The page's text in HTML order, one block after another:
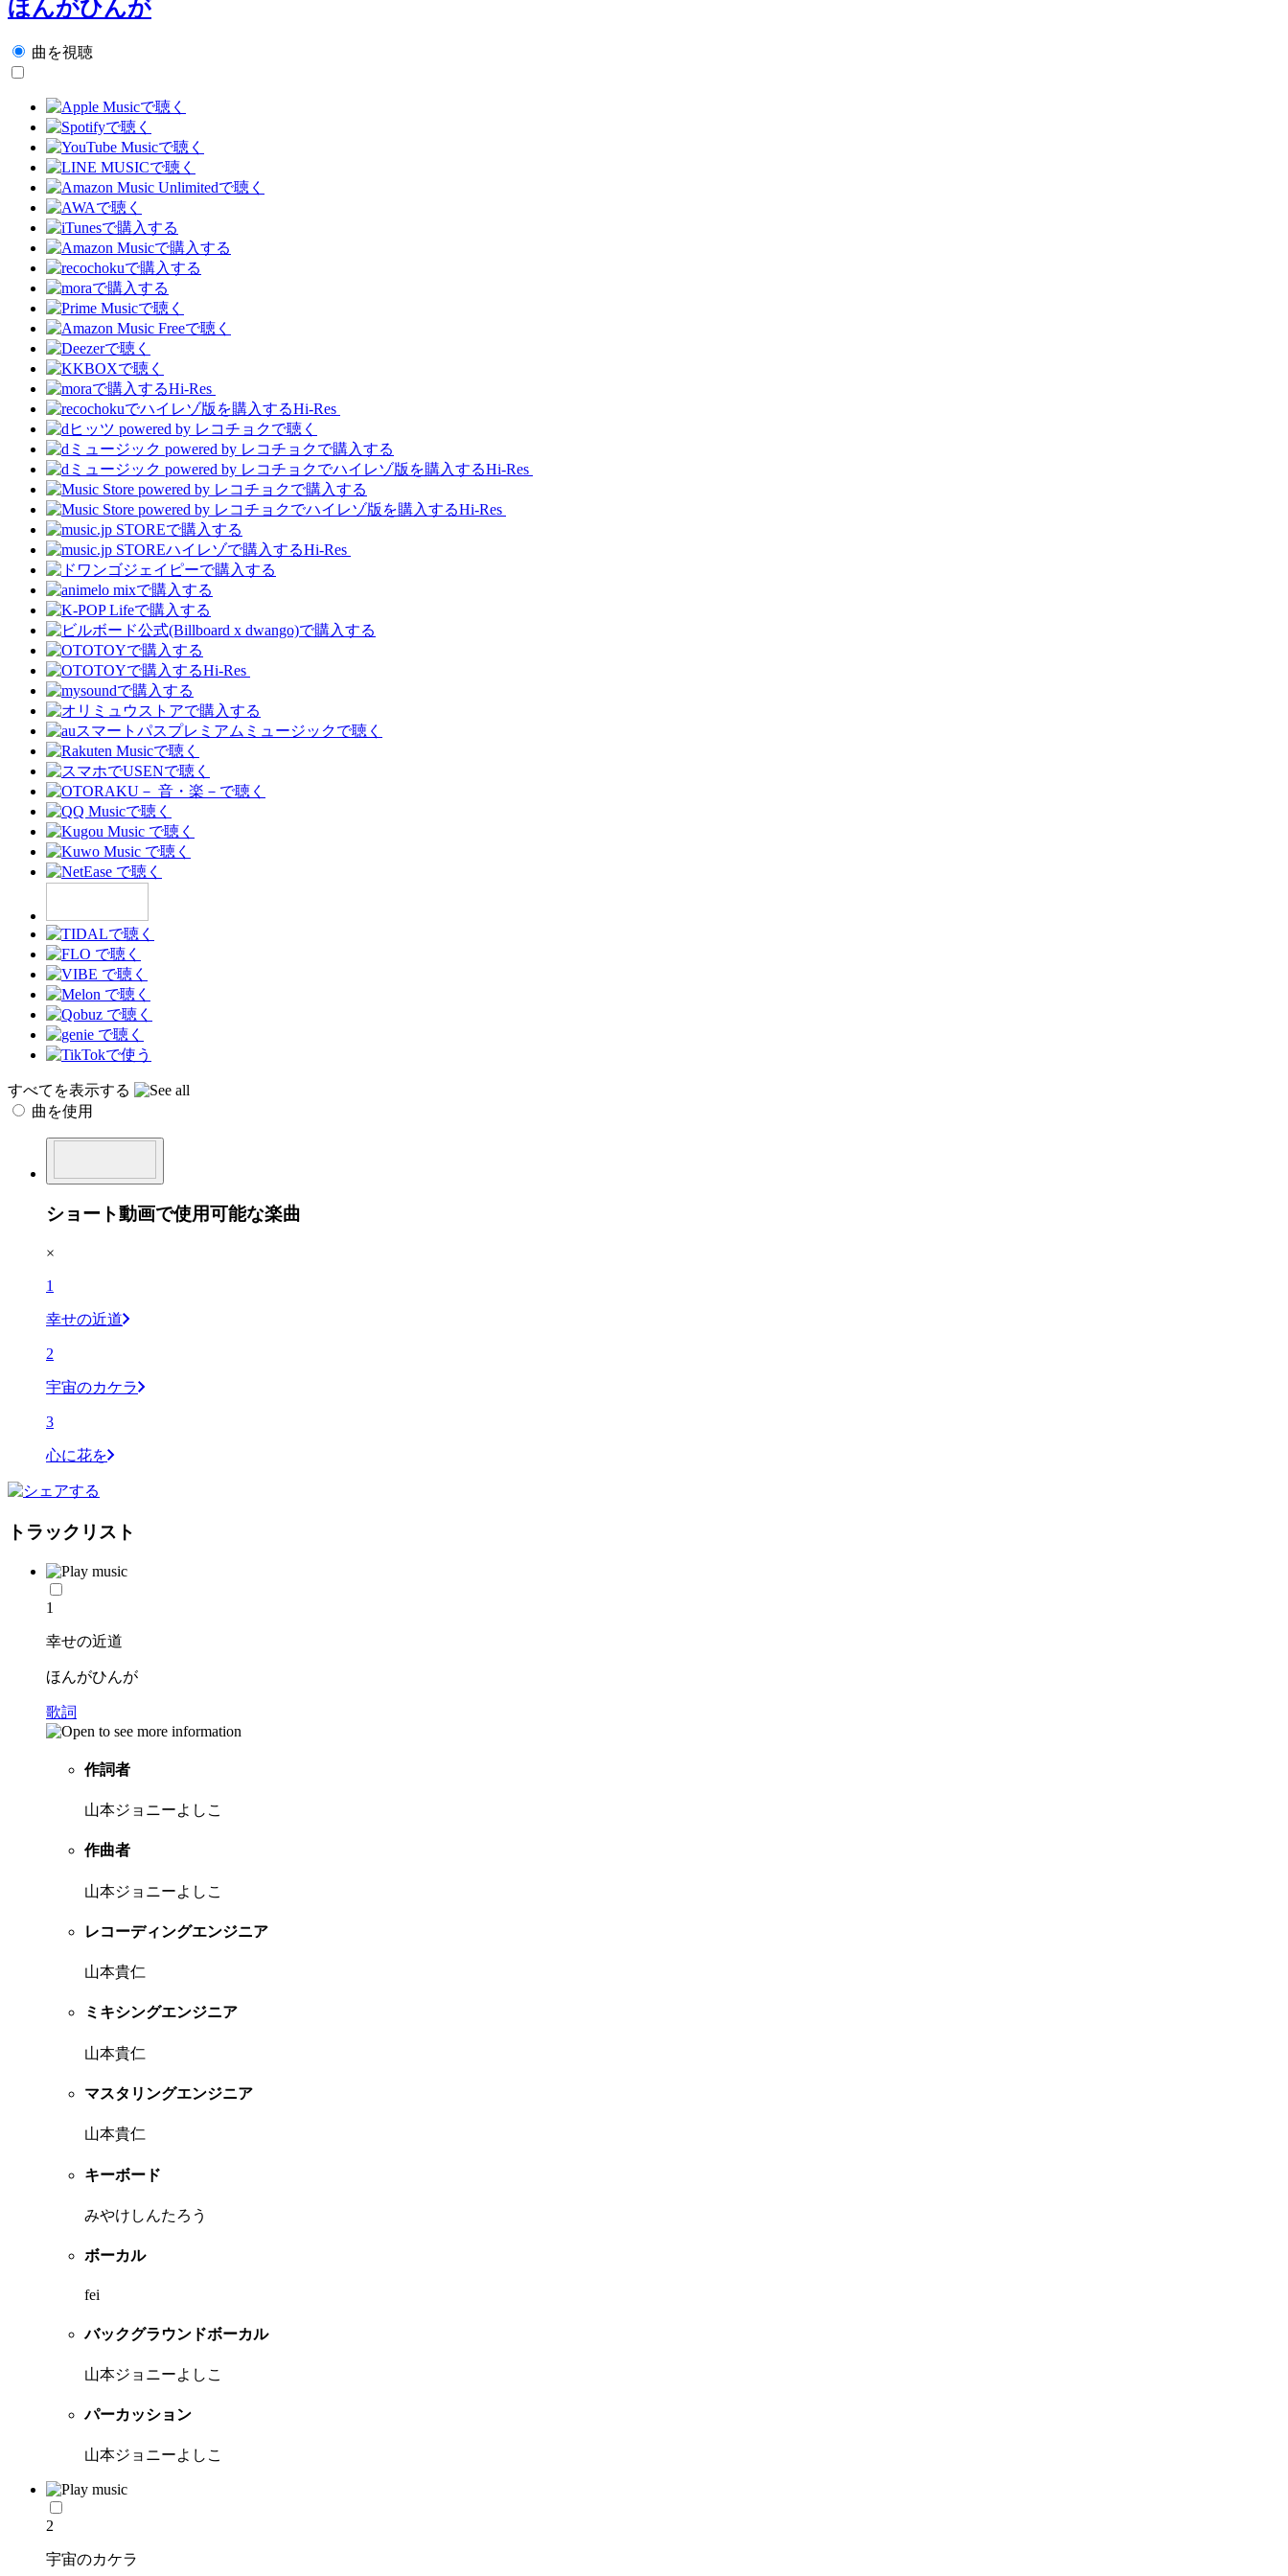
ほんがひんが
曲を視聴
Hi-Res
Hi-Res
Hi-Res
Hi-Res
Hi-Res
Hi-Res
すべてを表示する
曲を使用
ショート動画で使用可能な楽曲
×
1
幸せの近道
2
宇宙のカケラ
3
心に花を
トラックリスト
1
幸せの近道
ほんがひんが
歌詞
作詞者
山本ジョニーよしこ
作曲者
山本ジョニーよしこ
レコーディングエンジニア
山本貴仁
ミキシングエンジニア
山本貴仁
マスタリングエンジニア
山本貴仁
キーボード
みやけしんたろう
ボーカル
fei
バックグラウンドボーカル
山本ジョニーよしこ
パーカッション
山本ジョニーよしこ
2
宇宙のカケラ